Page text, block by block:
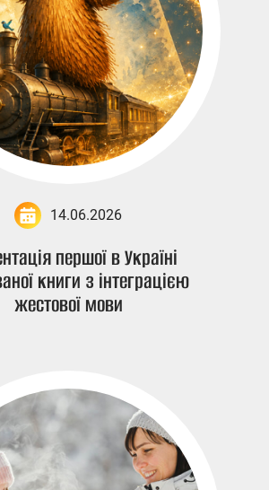
14.06.2026
першої в Україні
книги з інтеграцією
жестової мови